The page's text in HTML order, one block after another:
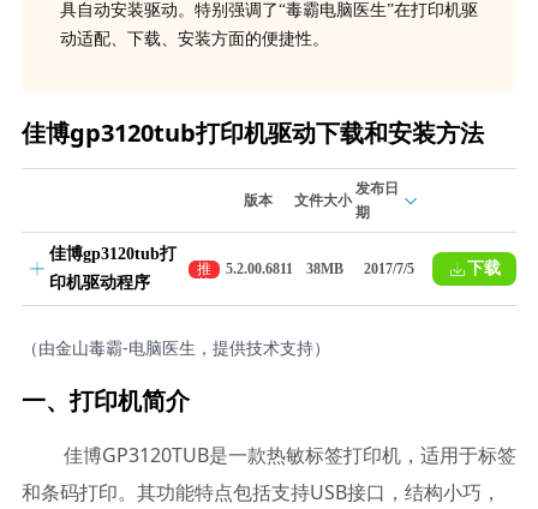
具自动安装驱动。特别强调了“毒霸电脑医生”在打印机驱
动适配、下载、安装方面的便捷性。
佳博gp3120tub打印机驱动下载和安装方法
版本 文件大小
发布日
期
佳博gp3120tub打
印机驱动程序
推
荐
5.2.00.6811 38MB 2017/7/5 下载
（由金山毒霸-电脑医生，提供技术支持）
一、打印机简介
佳博GP3120TUB是一款热敏标签打印机，适用于标签
和条码打印。其功能特点包括支持USB接口，结构小巧，